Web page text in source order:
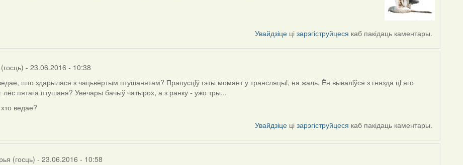
Увайдзіце цізарэгіструйцеся каб пакідаць каментары.
- 23.06.2016 - 10:38
што здарылася з чацьвёртым птушанятам? Прапусцiў гэты момант у трансляцыi, на жаль. Ён вывалiўся з гнязда цi яго
лёс пятага птушаня? Увечары бачыў чатырох, а з ранку - ужо тры...
ведае?
Увайдзіце цізарэгіструйцеся каб пакідаць каментары.
(госць) - 23.06.2016 - 10:58